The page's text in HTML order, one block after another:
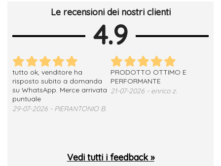
Le recensioni dei nostri clienti
4.9
tutto ok, venditore ha
risposto subito a domanda
su WhatsApp. Merce arrivata
puntuale
29-07-2026 - PIERANTONIO B.
PRODOTTO OTTIMO E
PERFORMANTE
21-07-2026 - enrico z.
Vedi tutti i feedback »